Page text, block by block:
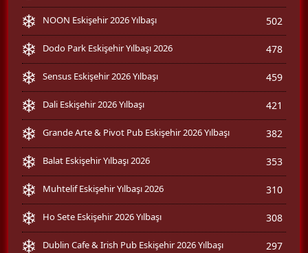
NOON Eskişehir 2026 Yılbaşı 502
Dodo Park Eskişehir Yılbaşı 2026 478
Sensus Eskişehir 2026 Yılbaşı 459
Dali Eskişehir 2026 Yılbaşı 421
Grande Arte & Pivot Pub Eskişehir 2026 Yılbaşı 382
Balat Eskişehir Yılbaşı 2026 353
Muhtelif Eskişehir Yılbaşı 2026 310
Ho Sete Eskişehir 2026 Yılbaşı 308
Dublin Cafe & Irish Pub Eskişehir 2026 Yılbaşı 297